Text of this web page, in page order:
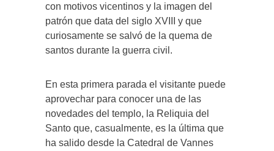
con motivos vicentinos y la imagen del
patrón que data del siglo XVIII y que
curiosamente se salvó de la quema de
santos durante la guerra civil.
En esta primera parada el visitante puede
aprovechar para conocer una de las
novedades del templo, la Reliquia del
Santo que, casualmente, es la última que
ha salido desde la Catedral de Vannes